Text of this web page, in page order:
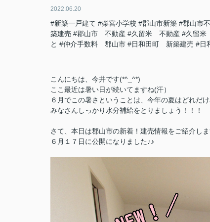
2022.06.20
#新築一戸建て #柴宮小学校 #郡山市新築 #郡山市
築建売 #郡山市 不動産 #久留米 不動産 #久留
と #仲介手数料 郡山市 #日和田町 新築建売 #日
こんにちは、今井です(*^_^*)
ここ最近は暑い日が続いてますね(汗）
６月でこの暑さということは、今年の夏はどれだ
みなさんしっかり水分補給をとりましょう！！！
さて、本日は郡山市の新着！建売情報をご紹介しま
６月１７日に公開になりました♪♪